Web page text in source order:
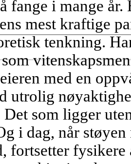
fange i mange år.
mest kraftige
tenkning.
med en
utrolig
Det som ligger
i dag, når
fortsetter fysikere